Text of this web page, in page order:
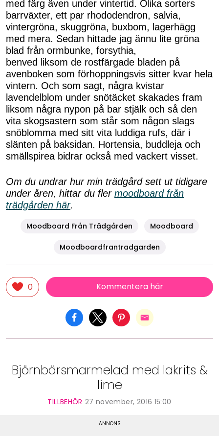
med färg även under vintertid. Olika sorters
barrväxter, ett par rhododendron, salvia,
vintergröna, skuggröna, buxbom, lagerhägg
med mera. Sedan hittade jag ännu lite gröna
blad från ormbunke, forsythia,
benved liksom de rostfärgade bladen på
avenboken som förhoppningsvis sitter kvar hela
vintern. Och som sagt, några kvistar
lavendelblom under snötäcket skakades fram
liksom några nypon på bar stjälk och så den
vita skogsastern som står som någon slags
snöblomma med sitt vita luddiga rufs, där i
slänten på baksidan. Hortensia, buddleja och
smällspirea bidrar också med vackert visset.
Om du undrar hur min trädgård sett ut tidigare
under åren, hittar du fler moodboard från
trädgården här.
Moodboard Från Trädgården Moodboard
Moodboardfrantradgarden
0 Kommentera här
Björnbärsmarmelad med lakrits &
lime
TILLBEHÖR 27 november, 2016 15:00